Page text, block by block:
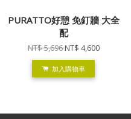
PURATTO好憩 免釘牆 大全
配
NT$ 5,696NT$ 4,600
加入購物車